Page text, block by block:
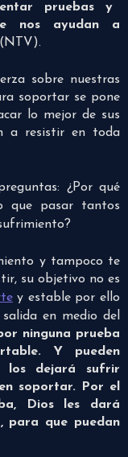
pruebas y
nos ayudan a
sobre nuestras
soportar se pone
lo mejor de sus
a resistir en toda
¿Por qué
que pasar tantos
y tampoco te
su objetivo no es
y estable por ello
en medio del
ninguna prueba
Y pueden
los dejará sufrir
soportar. Por el
Dios les dará
para que puedan